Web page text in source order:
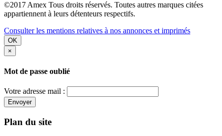
©2017 Amex Tous droits réservés. Toutes autres marques citées
appartiennent à leurs détenteurs respectifs.
Consulter les mentions relatives à nos annonces et imprimés
OK
×
Mot de passe oublié
Votre adresse mail :
Envoyer
Plan du site